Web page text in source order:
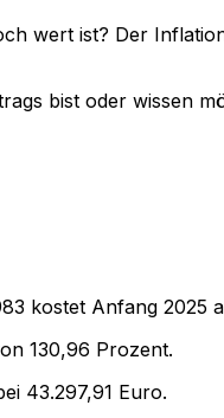
wert ist? Der
bist oder wissen
kostet Anfang 2025
130,96 Prozent.
43.297,91 Euro.